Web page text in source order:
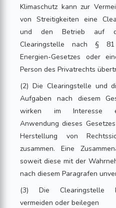
Klimaschutz kann zur
von Streitigkeiten eine
und den Betrieb auf
Clearingstelle nach §
Energien-Gesetzes oder
Person des Privatrechts
(2) Die Clearingstelle und
Aufgaben nach diesem
wirken im Interesse
Anwendung dieses
Herstellung von
zusammen. Eine
soweit diese mit der
nach diesem Paragrafen
(3) Die Clearingstelle
vermeiden oder beilegen